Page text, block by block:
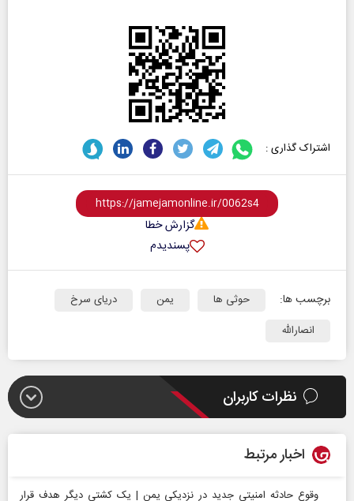
اشتراک گذاری :
گزارش خطا
پسندیدم
برچسب ها: حوثی ها یمن
دریای سرخ
انصارالله
نظرات کاربران
اخبار مرتبط
وقوع حادثه امنیتی جدید در نزدیکی یمن | یک کشتی دیگر هدف قرار